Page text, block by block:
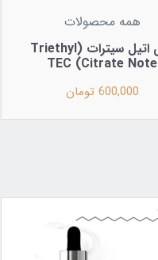
همه محصولات
تری‌ اتیل سیترات (Triethyl
Citrate Note) TEC
600,000 تومان